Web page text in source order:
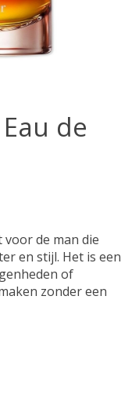
de
de man die
en stijl. Het is een
of
zonder een